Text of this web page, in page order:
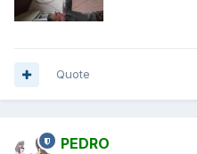
Quote
PEDRO